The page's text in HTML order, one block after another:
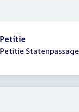
Petitie
Petitie Statenpassage